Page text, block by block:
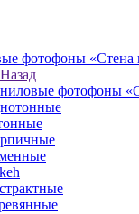
фотофоны «Стена
Назад
фотофоны